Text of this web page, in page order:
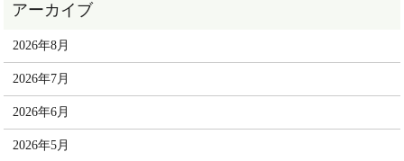
2026年8月
2026年7月
2026年6月
2026年5月